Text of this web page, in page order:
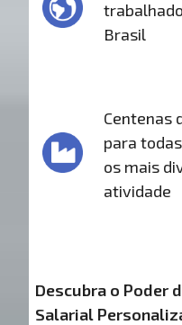
Brasil
Centenas
para
os mais
atividade
Descubra o Poder
Salarial